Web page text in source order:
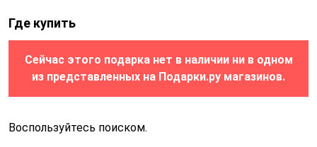
Где купить
Сейчас этого подарка нет в наличии ни в одном
из представленных на Подарки.ру магазинов.
Воспользуйтесь поиском.